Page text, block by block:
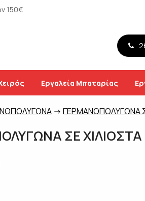
150€
Εργαλεία Μπαταρίας
-> ΓΕΡΜΑΝΟΠΟΛΥΓΩΝΑ
ΣΕ ΧΙΛΙΟΣΤΑ